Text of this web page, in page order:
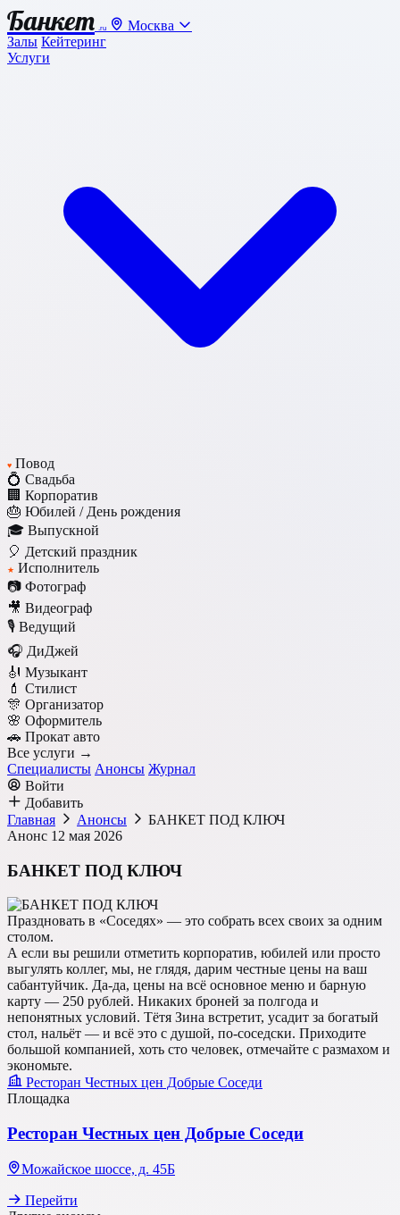
Банкет .ru
Москва
Залы Кейтеринг
Услуги
♥ Повод
💍 Свадьба
🏢 Корпоратив
🎂 Юбилей / День рождения
🎓 Выпускной
🎈 Детский праздник
★ Исполнитель
📷 Фотограф
🎥 Видеограф
🎙️ Ведущий
🎧 ДиДжей
🎻 Музыкант
💄 Стилист
🎊 Организатор
🌸 Оформитель
🚗 Прокат авто
Все услуги →
Специалисты Анонсы Журнал
Войти
Добавить
Главная
Анонсы
БАНКЕТ ПОД КЛЮЧ
Анонс 12 мая 2026
БАНКЕТ ПОД КЛЮЧ
Праздновать в «Соседях» — это собрать всех своих за одним
столом.
А если вы решили отметить корпоратив, юбилей или просто
выгулять коллег, мы, не глядя, дарим честные цены на ваш
сабантуйчик. Да-да, цены на всё основное меню и барную
карту — 250 рублей. Никаких броней за полгода и
непонятных условий. Тётя Зина встретит, усадит за богатый
стол, нальёт — и всё это с душой, по-соседски. Приходите
большой компанией, хоть сто человек, отмечайте с размахом и
экономьте.
Ресторан Честных цен Добрые Соседи
Площадка
Ресторан Честных цен Добрые Соседи
Можайское шоссе, д. 45Б
Перейти